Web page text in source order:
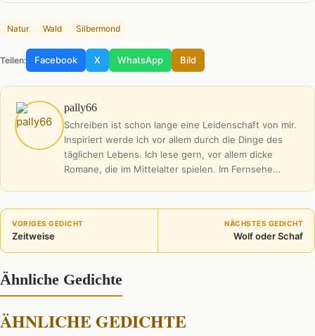
Natur Wald Silbermond
Teilen: Facebook X WhatsApp Bild
pally66
Schreiben ist schon lange eine Leidenschaft von mir.
Inspiriert werde ich vor allem durch die Dinge des
täglichen Lebens. Ich lese gern, vor allem dicke
Romane, die im Mittelalter spielen. Im Fernsehe…
VORIGES GEDICHT
Zeitweise
NÄCHSTES GEDICHT
Wolf oder Schaf
Ähnliche Gedichte
ÄHNLICHE GEDICHTE